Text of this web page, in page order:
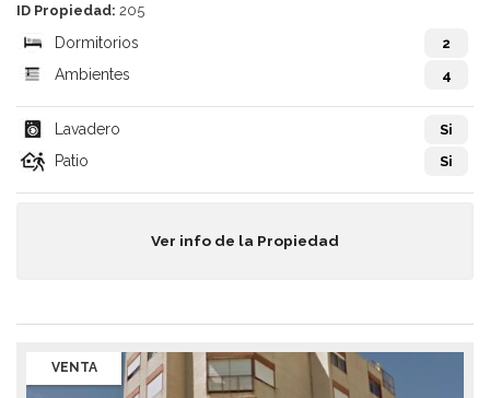
ID Propiedad: 205
Dormitorios 2
Ambientes 4
Lavadero Si
Patio Si
Ver info de la Propiedad
VENTA